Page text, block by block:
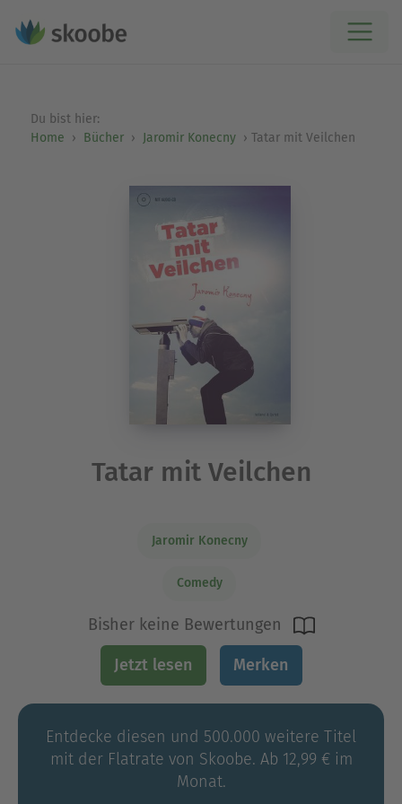
Du bist hier:
Home
Bücher Jaromir Konecny Tatar mit Veilchen
Tatar mit Veilchen
Jaromir Konecny
Comedy
Bisher keine Bewertungen
Jetzt lesen Merken
Entdecke diesen und 500.000 weitere Titel
mit der Flatrate von Skoobe. Ab 12,99 € im
Monat.